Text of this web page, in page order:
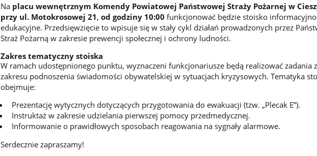
Na placu wewnętrznym Komendy Powiatowej Państwowej Straży Pożarnej w
przy ul. Motokrosowej 21, od godziny 10:00 funkcjonować będzie stoisko
edukacyjne. Przedsięwzięcie to wpisuje się w stały cykl działań prowadzonych przez
Straż Pożarną w zakresie prewencji społecznej i ochrony ludności.
Zakres tematyczny stoiska
W ramach udostępnionego punktu, wyznaczeni funkcjonariusze będą realizować zadania z
zakresu podnoszenia świadomości obywatelskiej w sytuacjach kryzysowych. Tematyka
obejmuje:
Prezentację wytycznych dotyczących przygotowania do ewakuacji (tzw. „Plecak E”).
Instruktaż w zakresie udzielania pierwszej pomocy przedmedycznej.
Informowanie o prawidłowych sposobach reagowania na sygnały alarmowe.
Serdecznie zapraszamy!